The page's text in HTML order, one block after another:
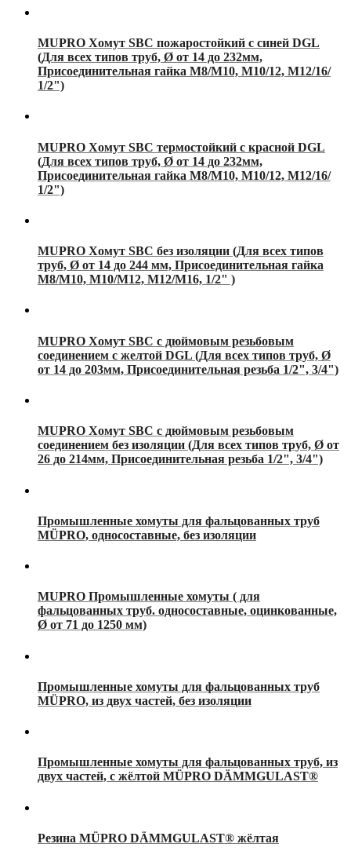
MUPRO Хомут SBC пожаростойкий с синей DGL
(Для всех типов труб, Ø от 14 до 232мм,
Присоединительная гайка М8/М10, М10/12, М12/16/
1/2")
MUPRO Хомут SBC термостойкий с красной DGL
(Для всех типов труб, Ø от 14 до 232мм,
Присоединительная гайка М8/М10, М10/12, М12/16/
1/2")
MUPRO Хомут SBC без изоляции (Для всех типов
труб, Ø от 14 до 244 мм, Присоединительная гайка
М8/М10, М10/М12, М12/М16, 1/2" )
MUPRO Хомут SBC с дюймовым резьбовым
соединением с желтой DGL (Для всех типов труб, Ø
от 14 до 203мм, Присоединительная резьба 1/2", 3/4")
MUPRO Хомут SBC с дюймовым резьбовым
соединением без изоляции (Для всех типов труб, Ø от
26 до 214мм, Присоединительная резьба 1/2", 3/4")
Промышленные хомуты для фальцованных труб
MÜPRO, односоставные, без изоляции
MUPRO Промышленные хомуты ( для
фальцованных труб. односоставные, оцинкованные,
Ø от 71 до 1250 мм)
Промышленные хомуты для фальцованных труб
MÜPRO, из двух частей, без изоляции
Промышленные хомуты для фальцованных труб, из
двух частей, с жёлтой MÜPRO DÄMMGULAST®
Резина MÜPRO DÄMMGULAST® жёлтая